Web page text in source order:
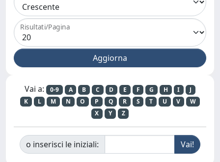
Risultati/Pagina
Vai a: 0-9 A B C D E F G H I
J
K
L M N O P Q R S T U V
W
X
Y Z
o inserisci le iniziali: